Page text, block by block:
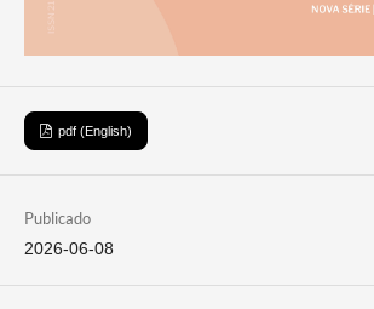
pdf (English)
Publicado
2026-06-08